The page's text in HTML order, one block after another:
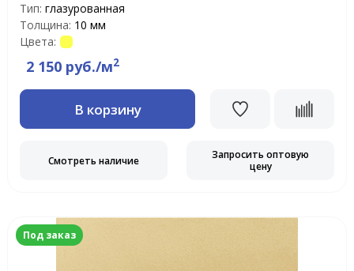
Тип: глазурованная
Толщина: 10 мм
Цвета:
2 150 руб./м2
В корзину
Смотреть наличие
Запросить оптовую
цену
Под заказ